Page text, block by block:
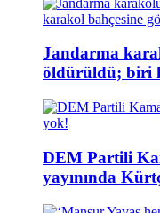
Jandarma
öldürüldü; biri
DEM Partili
yayınında